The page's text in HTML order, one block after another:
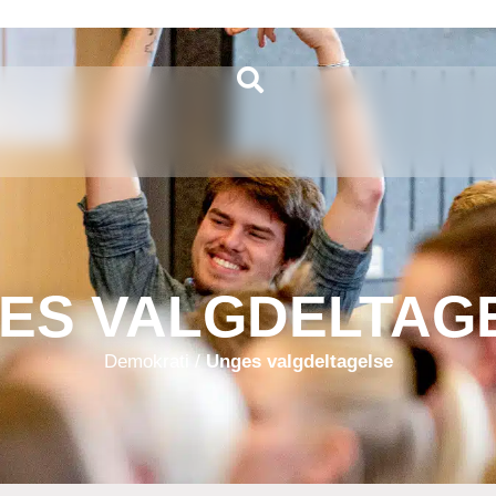
Demokrati /Unges valgdeltagelse